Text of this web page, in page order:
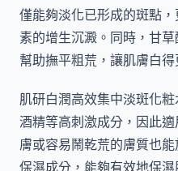
僅能夠淡化已形成的斑點
素的增生沉澱。同時，甘
幫助撫平粗荒，讓肌膚白得
肌研白潤高效集中淡斑化
酒精等高刺激成分，因此
膚或容易鬧乾荒的膚質也
保濕成分，能夠有效地保